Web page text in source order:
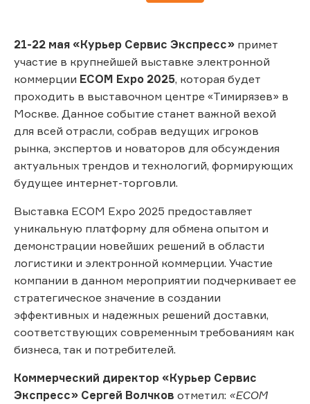
21-22 мая «Курьер Сервис Экспресс» примет
участие в крупнейшей выставке электронной
коммерции ECOM Expo 2025, которая будет
проходить в выставочном центре «Тимирязев» в
Москве. Данное событие станет важной вехой
для всей отрасли, собрав ведущих игроков
рынка, экспертов и новаторов для обсуждения
актуальных трендов и технологий, формирующих
будущее интернет-торговли.
Выставка ECOM Expo 2025 предоставляет
уникальную платформу для обмена опытом и
демонстрации новейших решений в области
логистики и электронной коммерции. Участие
компании в данном мероприятии подчеркивает ее
стратегическое значение в создании
эффективных и надежных решений доставки,
соответствующих современным требованиям как
бизнеса, так и потребителей.
Коммерческий директор «Курьер Сервис
Экспресс» Сергей Волчков отметил: «ECOM